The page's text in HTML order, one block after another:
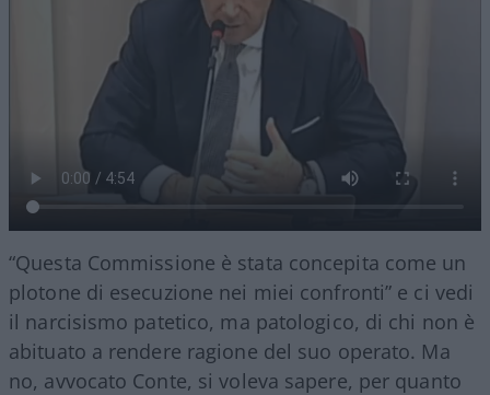
“Questa Commissione è stata concepita come un
plotone di esecuzione nei miei confronti” e ci vedi
il narcisismo patetico, ma patologico, di chi non è
abituato a rendere ragione del suo operato. Ma
no, avvocato Conte, si voleva sapere, per quanto